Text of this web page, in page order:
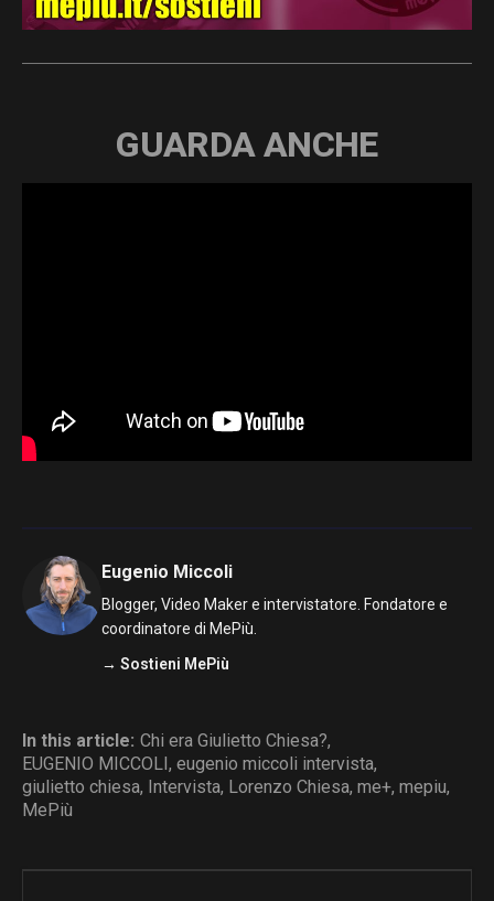
GUARDA ANCHE
Eugenio Miccoli
Blogger, Video Maker e intervistatore. Fondatore e
coordinatore di MePiù.
→ Sostieni MePiù
In this article: Chi era Giulietto Chiesa?,
EUGENIO MICCOLI, eugenio miccoli intervista,
giulietto chiesa, Intervista, Lorenzo Chiesa, me+, mepiu,
MePiù